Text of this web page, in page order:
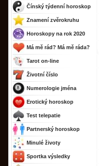
Čínský týdenní horoskop
Znamení zvěrokruhu
Horoskopy na rok 2020
Má mě rád? Má mě ráda?
Tarot on-line
Životní číslo
Numerologie jména
Erotický horoskop
Test telepatie
Partnerský horoskop
Minulé životy
Sportka výsledky